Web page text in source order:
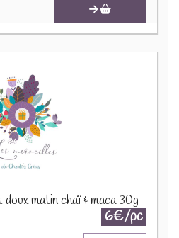
matin chaï & maca 30g
6€/pc